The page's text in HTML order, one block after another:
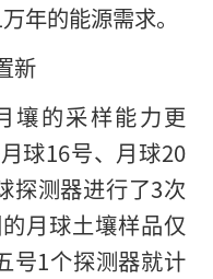
年的能源需求。
新
壤的采样能力更
球16号、月球20
探测器进行了3次
月球土壤样品仅
号1个探测器就计